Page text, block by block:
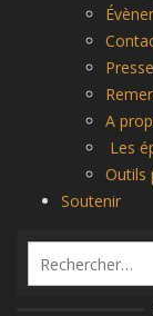
Presse
A
Les
Outils
Soutenir